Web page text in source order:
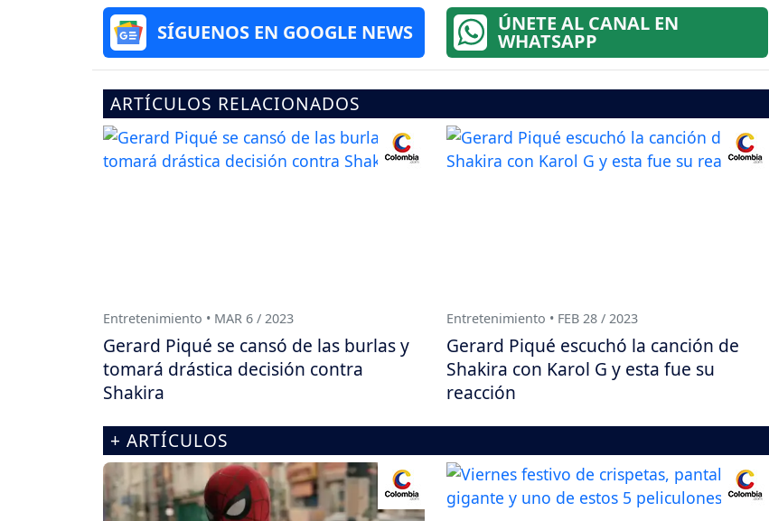
SÍGUENOS EN GOOGLE NEWS ÚNETE AL CANAL EN
WHATSAPP
ARTÍCULOS RELACIONADOS
Entretenimiento • MAR 6 / 2023
Gerard Piqué se cansó de las burlas y
tomará drástica decisión contra
Shakira
Entretenimiento • FEB 28 / 2023
Gerard Piqué escuchó la canción de
Shakira con Karol G y esta fue su
reacción
+ ARTÍCULOS